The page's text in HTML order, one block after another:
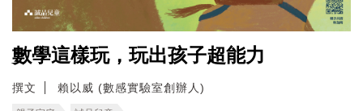
數學這樣玩，玩出孩子超能力
撰文 賴以威 (數感實驗室創辦人)